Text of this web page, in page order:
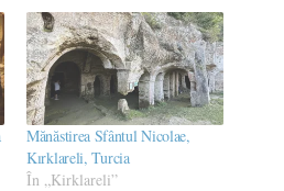
Mănăstirea Sfântul Nicolae,
Kırklareli, Turcia
În „Kirklareli”